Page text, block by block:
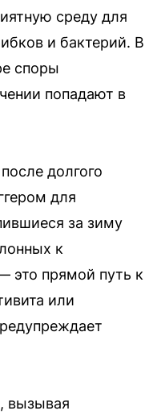
среду для
и бактерий. В
споры
попадают в
долгого
для
за зиму
к
это прямой путь к
или
вызывая